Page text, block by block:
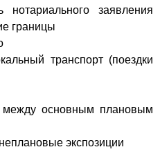
заявления
границы
транспорт (поездки
основным плановым
экспозиции